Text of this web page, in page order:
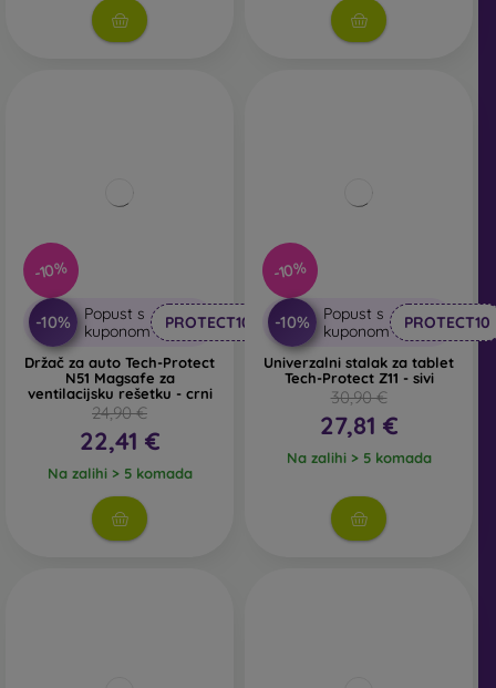
-10%
-10%
Popust s
kuponom
PROTECT10
Držač za auto Tech-Protect
N51 Magsafe za
ventilacijsku rešetku - crni
24,90 €
22,41 €
Na zalihi > 5 komada
-10%
-10%
Popust s
kuponom
PROTECT10
Univerzalni stalak za tablet
Tech-Protect Z11 - sivi
30,90 €
27,81 €
Na zalihi > 5 komada